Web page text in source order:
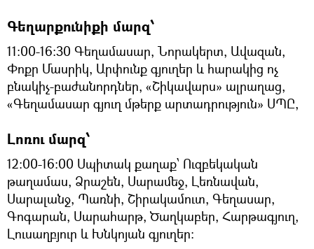
Գեղարքունիքի մարզ՝
11։00-16:30 Գեղամասար, Նորակերտ, Ավազան,
Փոքր Մասրիկ, Արփունք գյուղեր և հարակից ոչ
բնակիչ-բաժանորդներ, «Շիկավարս» ալրաղաց,
«Գեղամասար գյուղ մթերք արտադրություն» ՍՊԸ,
Լոռու մարզ՝
12։00-16:00 Սպիտակ քաղաք՝ Ուզբեկական
թաղամաս, Ձրաշեն, Սարամեջ, Լեռնավան,
Սարալանջ, Պառնի, Շիրակամուտ, Գեղասար,
Գոգարան, Սարահարթ, Ծաղկաբեր, Հարթագյուղ,
Լուսաղբյուր և Խնկոյան գյուղեր: